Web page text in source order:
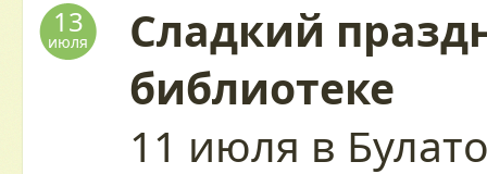
13
июля
Сладкий
библиотеке
11 июля в